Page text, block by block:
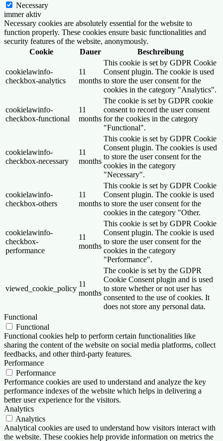
Necessary
immer aktiv
Necessary cookies are absolutely essential for the website to
function properly. These cookies ensure basic functionalities and
security features of the website, anonymously.
Cookie
Dauer Beschreibung
cookielawinfo-
checkbox-analytics
11
months
This cookie is set by GDPR Cookie
Consent plugin. The cookie is used
to store the user consent for the
cookies in the category "Analytics".
cookielawinfo-
checkbox-functional
11
months
The cookie is set by GDPR cookie
consent to record the user consent
for the cookies in the category
"Functional".
cookielawinfo-
checkbox-necessary
11
months
This cookie is set by GDPR Cookie
Consent plugin. The cookies is used
to store the user consent for the
cookies in the category
"Necessary".
cookielawinfo-
checkbox-others
11
months
This cookie is set by GDPR Cookie
Consent plugin. The cookie is used
to store the user consent for the
cookies in the category "Other.
cookielawinfo-
checkbox-
performance
11
months
This cookie is set by GDPR Cookie
Consent plugin. The cookie is used
to store the user consent for the
cookies in the category
"Performance".
viewed_cookie_policy
11
months
The cookie is set by the GDPR
Cookie Consent plugin and is used
to store whether or not user has
consented to the use of cookies. It
does not store any personal data.
Functional
Functional
Functional cookies help to perform certain functionalities like
sharing the content of the website on social media platforms, collect
feedbacks, and other third-party features.
Performance
Performance
Performance cookies are used to understand and analyze the key
performance indexes of the website which helps in delivering a
better user experience for the visitors.
Analytics
Analytics
Analytical cookies are used to understand how visitors interact with
the website. These cookies help provide information on metrics the